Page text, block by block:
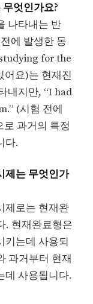
엇인가요?
나타내는 반
에 발생한 동
for the
어요)는 현재진
내지만, “I had
(시험 전에
과거의 특정
다.
제는 무엇인가
제로는 현재완
. 현재완료형은
키는데 사용되
과거부터 현재
데 사용됩니다.